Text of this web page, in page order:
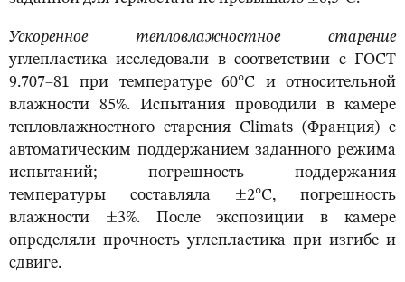
Ускоренное тепловлажностное старение
углепластика исследовали в соответствии с ГОСТ
9.707–81 при температуре 60°С и относительной
влажности 85%. Испытания проводили в камере
тепловлажностного старения Climats (Франция) с
автоматическим поддержанием заданного режима
испытаний; погрешность поддержания
температуры составляла ±2°С, погрешность
влажности ±3%. После экспозиции в камере
определяли прочность углепластика при изгибе и
сдвиге.